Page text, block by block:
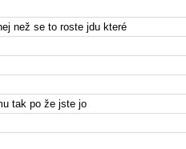
než se to roste jdu které
tak po že jste jo